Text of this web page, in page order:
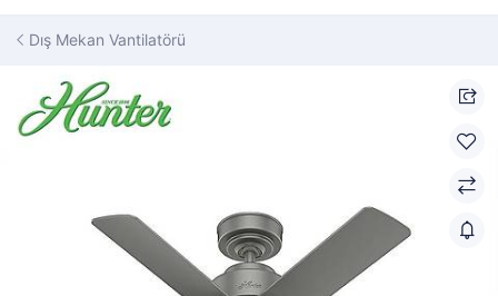
Dış Mekan Vantilatörü